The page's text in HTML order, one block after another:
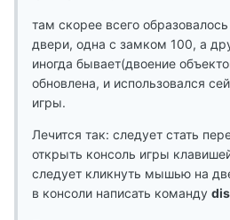
там скорее всего
двери, одна с замком 100, а
иногда бывает(двоение
обновлена, и использовался
игры.
Лечится так: следует стать
открыть консоль игры
следует кликнуть мышью на
в консоли написать команду